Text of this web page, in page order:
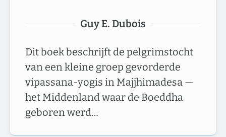
Guy E. Dubois
Dit boek beschrijft de pelgrimstocht
van een kleine groep gevorderde
vipassana-yogis in Majjhimadesa —
het Middenland waar de Boeddha
geboren werd…